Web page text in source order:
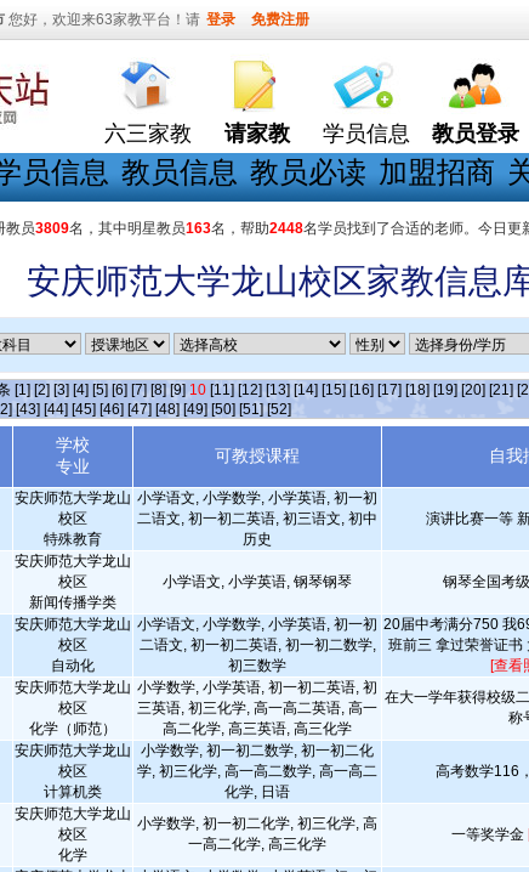
您好，欢迎来63家教平台！请 登录 免费注册
六三家教 请家教 学员信息 教员登录
员信息 教员信息 教员必读 加盟招商
教员3809名，其中明星教员163名，帮助2448名学员找到了合适的老师。今日更
安庆师范大学龙山校区家教信息
[1] [2] [3] [4] [5] [6] [7] [8] [9] 10 [11] [12] [13] [14] [15] [16] [17] [18] [19] [20] [21]
[43] [44] [45] [46] [47] [48] [49] [50] [51] [52]
学校
专业
可教授课程 自我
安庆师范大学龙山
校区
特殊教育
小学语文, 小学数学, 小学英语, 初一初
二语文, 初一初二英语, 初三语文, 初中
历史
演讲比赛一等
安庆师范大学龙山
校区
新闻传播学类
小学语文, 小学英语, 钢琴钢琴 钢琴全国考
安庆师范大学龙山
校区
自动化
小学语文, 小学数学, 小学英语, 初一初
二语文, 初一初二英语, 初一初二数学,
初三数学
20届中考满分750 我
班前三 拿过荣誉证书
[查看
安庆师范大学龙山
校区
化学（师范）
小学数学, 小学英语, 初一初二英语, 初
三英语, 初三化学, 高一高二英语, 高一
高二化学, 高三英语, 高三化学
在大一学年获得校级
称
安庆师范大学龙山
校区
计算机类
小学数学, 初一初二数学, 初一初二化
学, 初三化学, 高一高二数学, 高一高二
化学, 日语
高考数学116
安庆师范大学龙山
校区
化学
小学数学, 初一初二化学, 初三化学, 高
一高二化学, 高三化学
一等奖学金